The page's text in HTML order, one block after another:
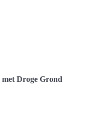
Droge Grond